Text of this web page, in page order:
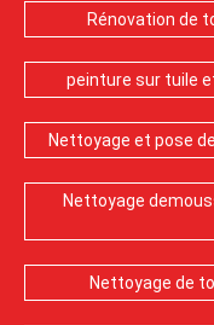
Rénovation de
peinture sur tuile
Nettoyage et pose
Nettoyage
Nettoyage de